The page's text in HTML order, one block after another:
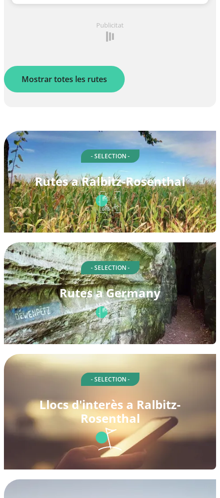
Publicitat
Mostrar totes les rutes
- SELECTION -
Rutes a Ralbitz-Rosenthal
- SELECTION -
Rutes a Germany
- SELECTION -
Llocs d'interès a Ralbitz-
Rosenthal